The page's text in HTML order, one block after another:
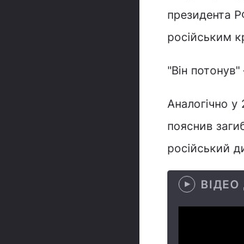
президента
російським
"Він
Аналогічно
пояснив
російський
ВІДЕО